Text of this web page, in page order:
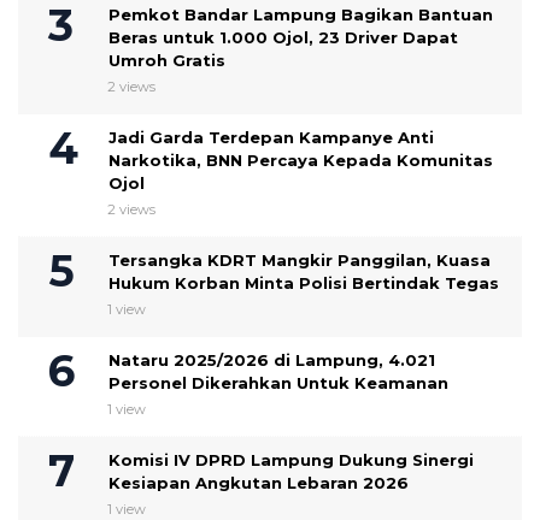
Pemkot Bandar Lampung Bagikan Bantuan
Beras untuk 1.000 Ojol, 23 Driver Dapat
Umroh Gratis
2 views
Jadi Garda Terdepan Kampanye Anti
Narkotika, BNN Percaya Kepada Komunitas
Ojol
2 views
Tersangka KDRT Mangkir Panggilan, Kuasa
Hukum Korban Minta Polisi Bertindak Tegas
1 view
Nataru 2025/2026 di Lampung, 4.021
Personel Dikerahkan Untuk Keamanan
1 view
Komisi IV DPRD Lampung Dukung Sinergi
Kesiapan Angkutan Lebaran 2026
1 view